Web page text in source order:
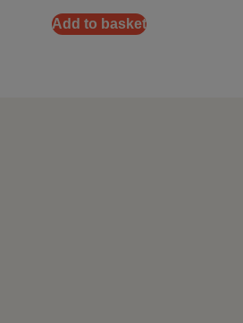
Add to basket